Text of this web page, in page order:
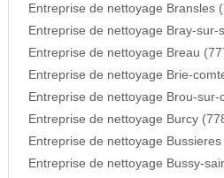
Entreprise de nettoyage Bransles
Entreprise de nettoyage Bray-sur-
Entreprise de nettoyage Breau
Entreprise de nettoyage Brie-
Entreprise de nettoyage Brou-
Entreprise de nettoyage Burcy
Entreprise de nettoyage
Entreprise de nettoyage Bussy-